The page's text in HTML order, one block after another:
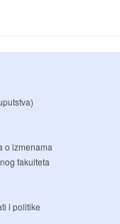
o izmenama
fakulteta
i politike